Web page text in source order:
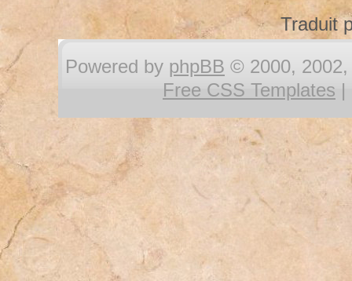
Traduit
Powered by phpBB © 2000, 2002,
Free CSS Templates |